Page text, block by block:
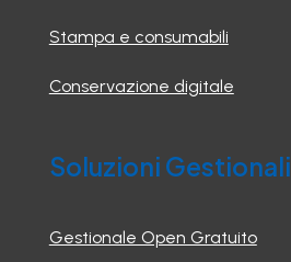
Stampa e consumabili
Conservazione digitale
Soluzioni Gestionali
Gestionale Open Gratuito